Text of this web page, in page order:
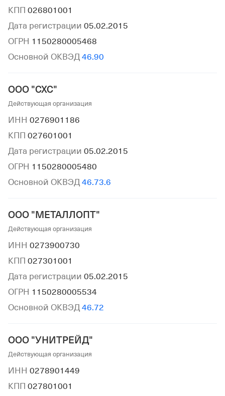
КПП 026801001
Дата регистрации 05.02.2015
ОГРН 1150280005468
Основной ОКВЭД 46.90
ООО "СХС"
Действующая организация
ИНН 0276901186
КПП 027601001
Дата регистрации 05.02.2015
ОГРН 1150280005480
Основной ОКВЭД 46.73.6
ООО "МЕТАЛЛОПТ"
Действующая организация
ИНН 0273900730
КПП 027301001
Дата регистрации 05.02.2015
ОГРН 1150280005534
Основной ОКВЭД 46.72
ООО "УНИТРЕЙД"
Действующая организация
ИНН 0278901449
КПП 027801001